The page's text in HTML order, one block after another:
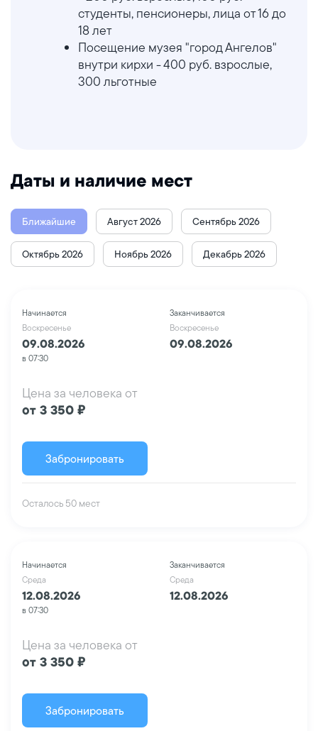
студенты, пенсионеры, лица от 16 до
18 лет
Посещение музея "город Ангелов"
внутри кирхи - 400 руб. взрослые,
300 льготные
Даты и наличие мест
Ближайшие Август 2026 Сентябрь 2026
Октябрь 2026 Ноябрь 2026 Декабрь 2026
Начинается
Воскресенье
09.08.2026
в 07:30
Заканчивается
Воскресенье
09.08.2026
Цена за человека от
от 3 350 ₽
Забронировать
Осталось 50 мест
Начинается
Среда
12.08.2026
в 07:30
Заканчивается
Среда
12.08.2026
Цена за человека от
от 3 350 ₽
Забронировать